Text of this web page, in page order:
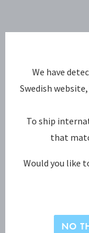
FUSION 2-
We have
Swedish
To ship
that
Would you like
NO